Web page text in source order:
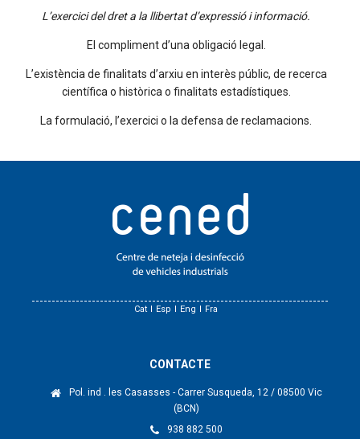
L’exercici del dret a la llibertat d’expressió i informació.
El compliment d’una obligació legal.
L’existència de finalitats d’arxiu en interès públic, de recerca
científica o històrica o finalitats estadístiques.
La formulació, l’exercici o la defensa de reclamacions.
Cat Esp Eng Fra
CONTACTE
Pol. ind . les Casasses - Carrer Susqueda, 12 / 08500 Vic
(BCN)
938 882 500